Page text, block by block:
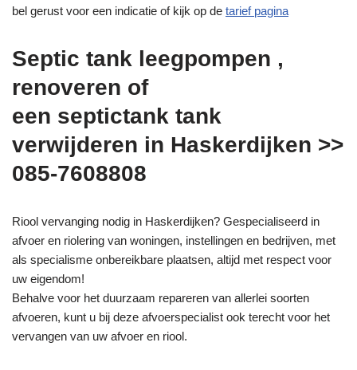
bel gerust voor een indicatie of kijk op de tarief pagina
Septic tank leegpompen ,
renoveren of
een septictank tank
verwijderen in Haskerdijken >>
085-7608808
Riool vervanging nodig in Haskerdijken? Gespecialiseerd in
afvoer en riolering van woningen, instellingen en bedrijven, met
als specialisme onbereikbare plaatsen, altijd met respect voor
uw eigendom!
Behalve voor het duurzaam repareren van allerlei soorten
afvoeren, kunt u bij deze afvoerspecialist ook terecht voor het
vervangen van uw afvoer en riool.